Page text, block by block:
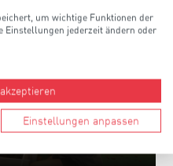
Gewerbliche
Kinder auf der
um wichtige Funktionen der
Einstellungen jederzeit ändern oder
Einstellungen anpassen